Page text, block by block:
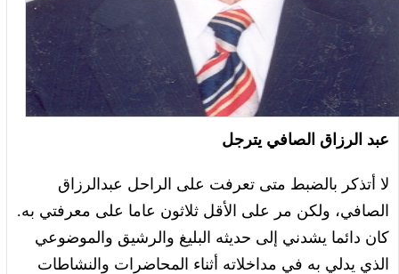
عبد الرزاق الصافي يترجل
لا أتذكر بالضبط متى تعرفت على الراحل عبدالرزاق
الصافي، ولكن مر على الأقل ثلاثون عاما على معرفتي به.
كان دائما يشدني إلى حديثه البليغ والرشيق والموضوعي
الذي يدلي به في مداخلاته أثناء المحاضرات والنشاطات